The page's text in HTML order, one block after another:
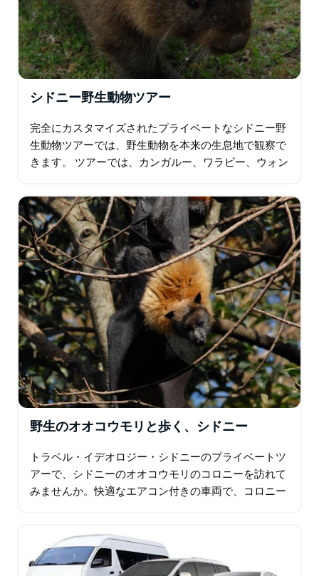
シドニー野生動物ツアー
完全にカスタマイズされたプライベートなシドニー野
生動物ツアーでは、野生動物を本来の生息地で観察で
きます。 ツアーでは、カンガルー、ワラビー、ウォン
モリ、ディンゴ、エミュー、コトドリ、ペリカン…
野生のオオコウモリと歩く、シドニー
トラベル・イデオロジー・シドニーのプライベートツ
アーで、シドニーのオオコウモリのコロニーを訪れて
みませんか。快適なエアコン付きの車両で、コロニー